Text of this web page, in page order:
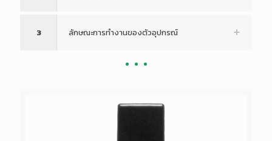
3 ลักษณะการทำงานของตัวอุปกรณ์